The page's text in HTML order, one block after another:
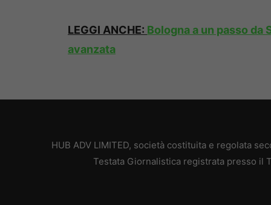
LEGGI ANCHE: Bologna a un passo da
avanzata
HUB ADV LIMITED, società costituita e regolata
Testata Giornalistica registrata presso il